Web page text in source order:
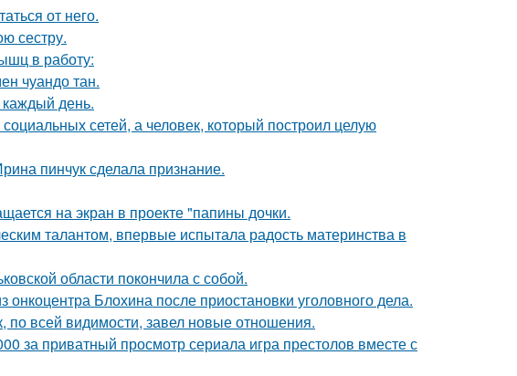
от него.
сестру.
в работу:
чуандо тан.
день.
сетей, а человек, который построил целую
пинчук сделала признание.
на экран в проекте "папины дочки.
талантом, впервые испытала радость материнства в
области покончила с собой.
Блохина после приостановки уголовного дела.
всей видимости, завел новые отношения.
за приватный просмотр сериала игра престолов вместе с